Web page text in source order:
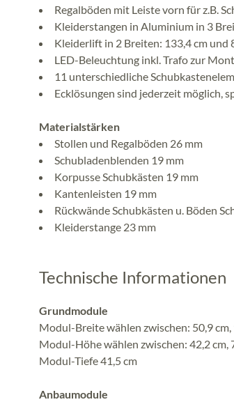
Regalböden mit Leiste vorn für z.B.
Kleiderstangen in Aluminium in 3
Kleiderlift in 2 Breiten: 133,4 cm und
LED-Beleuchtung inkl. Trafo zur
11 unterschiedliche
Ecklösungen sind jederzeit möglich,
Materialstärken
Stollen und Regalböden 26 mm
Schubladenblenden 19 mm
Korpusse Schubkästen 19 mm
Kantenleisten 19 mm
Rückwände Schubkästen u. Böden
Kleiderstange 23 mm
Technische Informationen
Grundmodule
Modul-Breite wählen zwischen: 50,9 cm,
Modul-Höhe wählen zwischen: 42,2 cm,
Modul-Tiefe 41,5 cm
Anbaumodule